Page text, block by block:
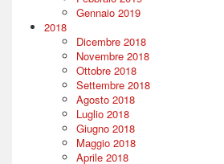
Gennaio 2019
2018
Dicembre 2018
Novembre 2018
Ottobre 2018
Settembre 2018
Agosto 2018
Luglio 2018
Giugno 2018
Maggio 2018
Aprile 2018